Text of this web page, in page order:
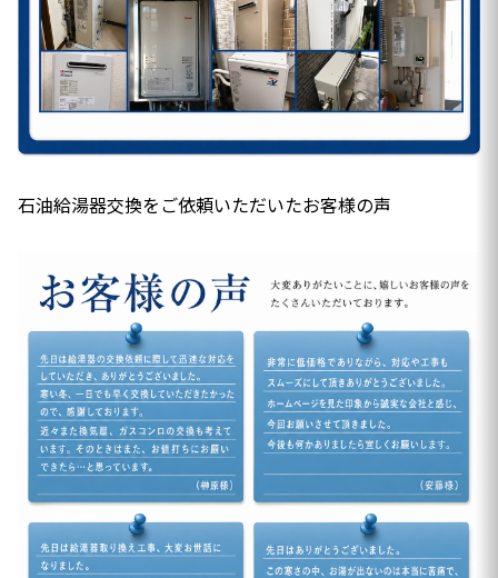
石油給湯器交換をご依頼いただいたお客様の声